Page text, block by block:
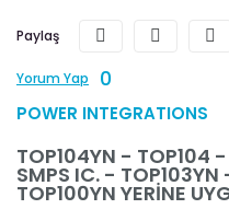
Paylaş
Yorum Yap 0
POWER INTEGRATIONS
TOP104YN - TOP104
SMPS IC. -
TOP100YN YERİNE